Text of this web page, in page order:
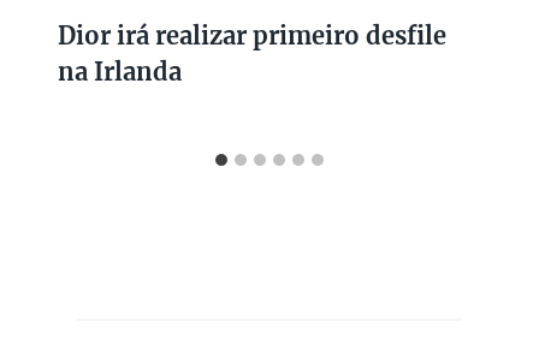
Dior irá realizar primeiro desfile
na Irlanda